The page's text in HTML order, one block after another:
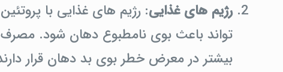
رژیم های غذایی: رژیم های غذایی با
تواند باعث بوی نامطبوع دهان شود. مصرف
بیشتر در معرض خطر بوی بد دهان قرار